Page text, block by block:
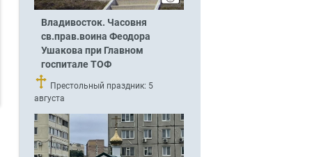
Владивосток. Часовня
св.прав.воина Феодора
Ушакова при Главном
госпитале ТОФ
Престольный праздник: 5
августа